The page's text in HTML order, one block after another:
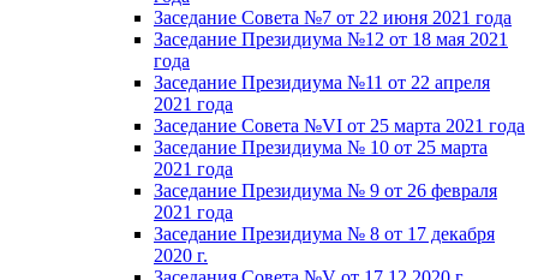
Заседание Совета №7 от 22 июня 2021 года
Заседание Президиума №12 от 18 мая 2021
года
Заседание Президиума №11 от 22 апреля
2021 года
Заседание Совета №VI от 25 марта 2021 года
Заседание Президиума № 10 от 25 марта
2021 года
Заседание Президиума № 9 от 26 февраля
2021 года
Заседание Президиума № 8 от 17 декабря
2020 г.